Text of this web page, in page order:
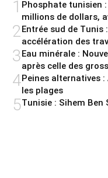
1 Phosphate tunisien
millions de dollars,
2 Entrée sud de
accélération des
3 Eau minérale :
après celle des
4Peines alternatives
les plages
5Tunisie : Sihem Ben